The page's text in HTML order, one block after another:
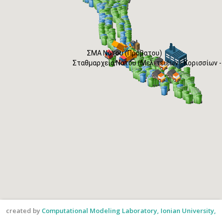
ΣΜΑ Νότου (Πρόβατου)
Σταθμαρχείο Νότου (Μελιτειέων - Κορισσίων
created by Computational Modeling Laboratory, Ionian University,